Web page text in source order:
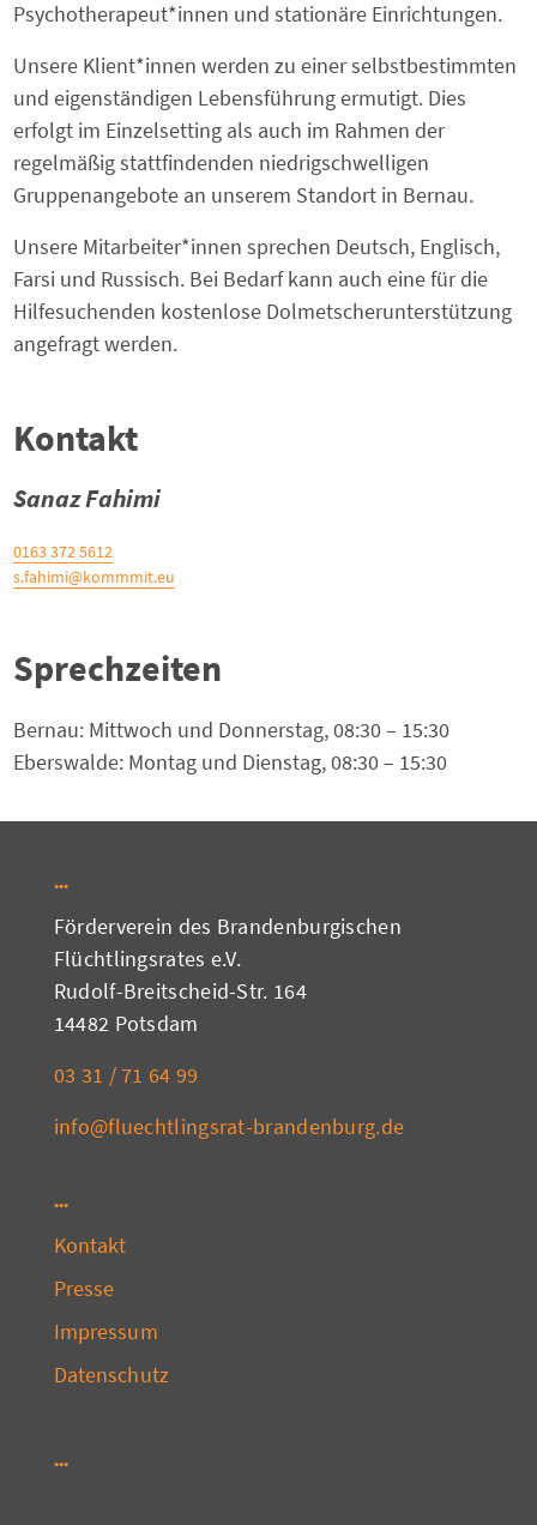
Psychotherapeut*innen und stationäre Einrichtungen.
Unsere Klient*innen werden zu einer selbstbestimmten
und eigenständigen Lebensführung ermutigt. Dies
erfolgt im Einzelsetting als auch im Rahmen der
regelmäßig stattfindenden niedrigschwelligen
Gruppenangebote an unserem Standort in Bernau.
Unsere Mitarbeiter*innen sprechen Deutsch, Englisch,
Farsi und Russisch. Bei Bedarf kann auch eine für die
Hilfesuchenden kostenlose Dolmetscherunterstützung
angefragt werden.
Kontakt
Sanaz Fahimi
0163 372 5612
s.fahimi@kommmit.eu
Sprechzeiten
Bernau: Mittwoch und Donnerstag, 08:30 – 15:30
Eberswalde: Montag und Dienstag, 08:30 – 15:30
Förderverein des Brandenburgischen
Flüchtlingsrates e.V.
Rudolf-Breitscheid-Str. 164
14482 Potsdam
03 31 / 71 64 99
info@fluechtlingsrat-brandenburg.de
Kontakt
Presse
Impressum
Datenschutz